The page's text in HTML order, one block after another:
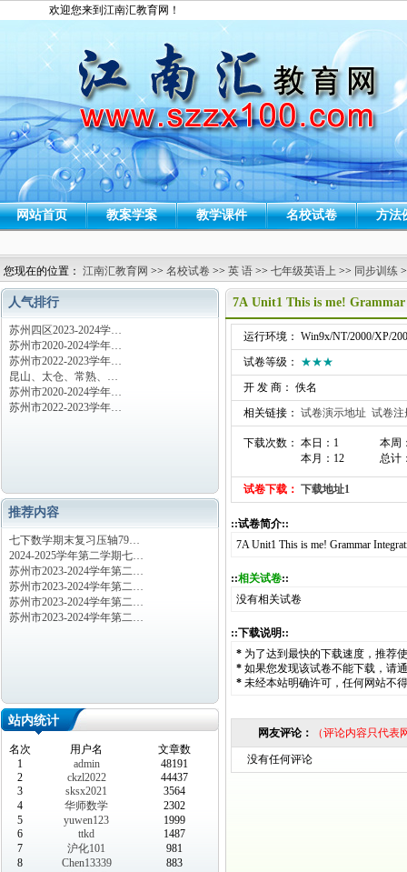
欢迎您来到江南汇教育网！
网站首页 教案学案 教学课件 名校试卷 方法
您现在的位置： 江南汇教育网 >> 名校试卷 >> 英 语 >> 七年级英语上 >> 同步训练
人气排行
苏州四区2023-2024学…
苏州市2020-2024学年…
苏州市2022-2023学年…
昆山、太仓、常熟、…
苏州市2020-2024学年…
苏州市2022-2023学年…
推荐内容
七下数学期末复习压轴79…
2024-2025学年第二学期七…
苏州市2023-2024学年第二…
苏州市2023-2024学年第二…
苏州市2023-2024学年第二…
苏州市2023-2024学年第二…
站内统计
名次 用户名
文章数
1
admin
48191
2
ckzl2022
44437
3
sksx2021
3564
4
华师数学
2302
5
yuwen123
1999
6
ttkd
1487
7
沪化101
981
8
Chen13339
883
7A Unit1 This is me!
运行环境： Win9x/NT/2000/XP/
试卷等级： ★★★
开 发 商： 佚名
相关链接： 试卷演示地址 试卷注
下载次数： 本日：1
本月：12
本周
总计
试卷下载： 下载地址1
::试卷简介::
7A Unit1 This is me! Grammar
::相关试卷::
没有相关试卷
::下载说明::
* 为了达到最快的下载速度，推荐
* 如果您发现该试卷不能下载，请
* 未经本站明确许可，任何网站不
网友评论： （评论内容只代
没有任何评论